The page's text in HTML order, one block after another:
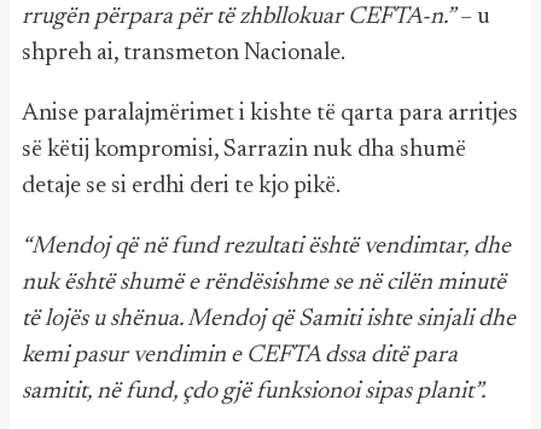
rrugën përpara për të zhbllokuar CEFTA-n.”– u
shpreh ai, transmeton Nacionale.
Anise paralajmërimet i kishte të qarta para arritjes
së këtij kompromisi, Sarrazin nuk dha shumë
detaje se si erdhi deri te kjo pikë.
“Mendoj që në fund rezultati është vendimtar, dhe
nuk është shumë e rëndësishme se në cilën minutë
të lojës u shënua. Mendoj që Samiti ishte sinjali dhe
kemi pasur vendimin e CEFTA dssa ditë para
samitit, në fund, çdo gjë funksionoi sipas planit”.